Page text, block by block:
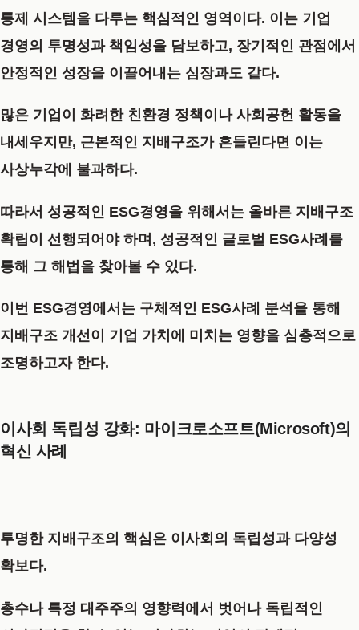
통제 시스템을 다루는 핵심적인 영역이다. 이는 기업
경영의 투명성과 책임성을 담보하고, 장기적인 관점에서
안정적인 성장을 이끌어내는 심장과도 같다.
많은 기업이 화려한 친환경 정책이나 사회공헌 활동을
내세우지만, 근본적인 지배구조가 흔들린다면 이는
사상누각에 불과하다.
따라서 성공적인 ESG경영을 위해서는 올바른 지배구조
확립이 선행되어야 하며, 성공적인 글로벌 ESG사례 를
통해 그 해법을 찾아볼 수 있다.
이번 ESG경영에서는 구체적인 ESG사례
분석을 통해
지배구조 개선이 기업 가치에 미치는 영향을 심층적으로
조명하고자 한다.
이사회 독립성 강화: 마이크로소프트(Microsoft)의
혁신 사례
투명한 지배구조의 핵심은 이사회 의 독립성과 다양성
확보다.
총수나 특정 대주주의 영향력에서 벗어나 독립적인